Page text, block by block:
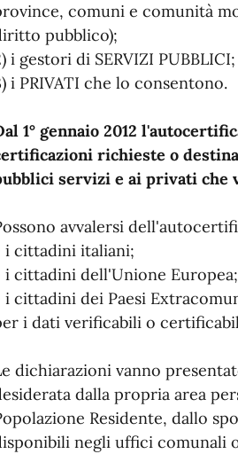
comuni e comunità
pubblico);
i gestori di SERVIZI PUBBLICI;
i PRIVATI che lo consentono.
1° gennaio 2012
richieste o
servizi e ai privati che
avvalersi
i cittadini italiani;
i cittadini dell'Unione Europea;
i cittadini dei Paesi
i dati verificabili o
dichiarazioni vanno
dalla propria area
Residente, dallo
negli uffici comunali